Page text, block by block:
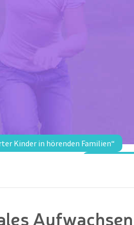
Kinder in hörenden Familien“
Aufwachsen